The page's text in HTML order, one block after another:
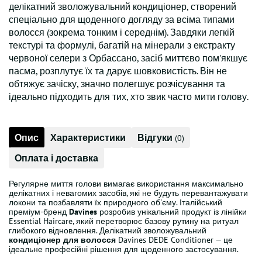
делікатний зволожувальний кондиціонер, створений
спеціально для щоденного догляду за всіма типами
волосся (зокрема тонким і середнім). Завдяки легкій
текстурі та формулі, багатій на мінерали з екстракту
червоної селери з Орбассано, засіб миттєво пом'якшує
пасма, розплутує їх та дарує шовковистість. Він не
обтяжує зачіску, значно полегшує розчісування та
ідеально підходить для тих, хто звик часто мити голову.
Опис Характеристики Відгуки (0)
Оплата і доставка
Регулярне миття голови вимагає використання максимально
делікатних і невагомих засобів, які не будуть перевантажувати
локони та позбавляти їх природного об'єму. Італійський
преміум-бренд Davines розробив унікальний продукт із лінійки
Essential Haircare, який перетворює базову рутину на ритуал
глибокого відновлення. Делікатний зволожувальний
кондиціонер для волосся Davines DEDE Conditioner — це
ідеальне професійні рішення для щоденного застосування.